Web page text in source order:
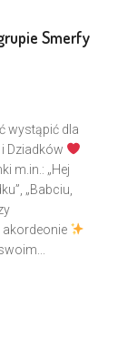
Smerfy
wystąpić dla
Dziadków
m.in.: „Hej
„Babciu,